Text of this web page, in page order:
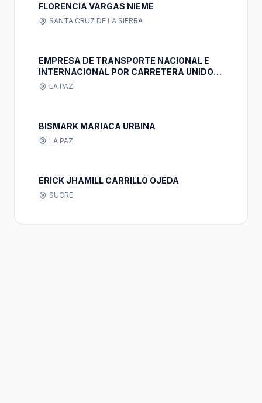
FLORENCIA VARGAS NIEME
SANTA CRUZ DE LA SIERRA
EMPRESA DE TRANSPORTE NACIONAL E
INTERNACIONAL POR CARRETERA UNIDOS
10 DE NOVIEMBRE LTDA.
LA PAZ
BISMARK MARIACA URBINA
LA PAZ
ERICK JHAMILL CARRILLO OJEDA
SUCRE